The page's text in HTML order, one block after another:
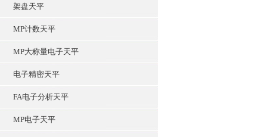
架盘天平
MP计数天平
MP大称量电子天平
电子精密天平
FA电子分析天平
MP电子天平